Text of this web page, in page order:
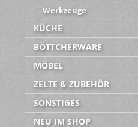
Werkzeuge
KÜCHE
BÖTTCHERWARE
MÖBEL
ZELTE & ZUBEHÖR
SONSTIGES
NEU IM SHOP